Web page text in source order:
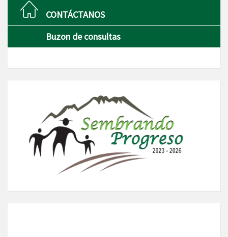
CONTÁCTANOS
Buzon de consultas